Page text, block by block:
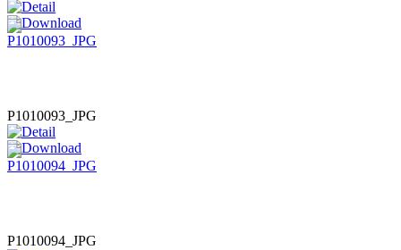
P1010093_JPG
P1010094_JPG